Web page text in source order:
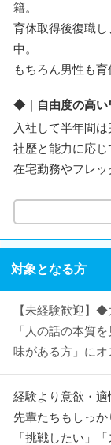
籍。
育休取得後復職
中。
もちろん男性も育
◆｜自由度の高い
入社して半年間は
社歴と能力に応じ
在宅勤務やフレッ
対象となる方
【未経験歓迎
「人の話の本質
味がある方」に
経験より意欲・適
先輩たちもしっか
「挑戦したい」